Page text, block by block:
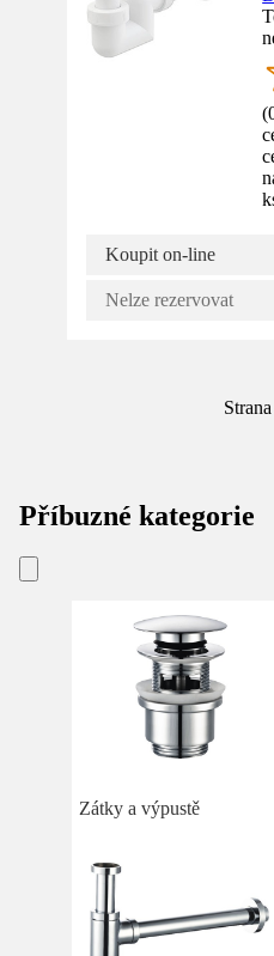
(
Koupit on-line
Nelze rezervovat
Příbuzné kategorie
Zátky a výpustě